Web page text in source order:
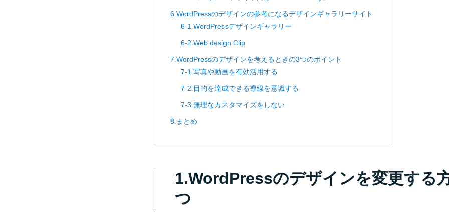
6.WordPressのデザインの参考になるデザインギャラリーサイト
6-1.WordPressデザインギャラリー
6-2.Web design Clip
7.WordPressのデザインを考えるときの3つのポイント
7-1.写真や動画を有効活用する
7-2.目的を達成できる導線を意識する
7-3.無理なカスタマイズをしない
8.まとめ
1.WordPressのデザインを変更する
つ